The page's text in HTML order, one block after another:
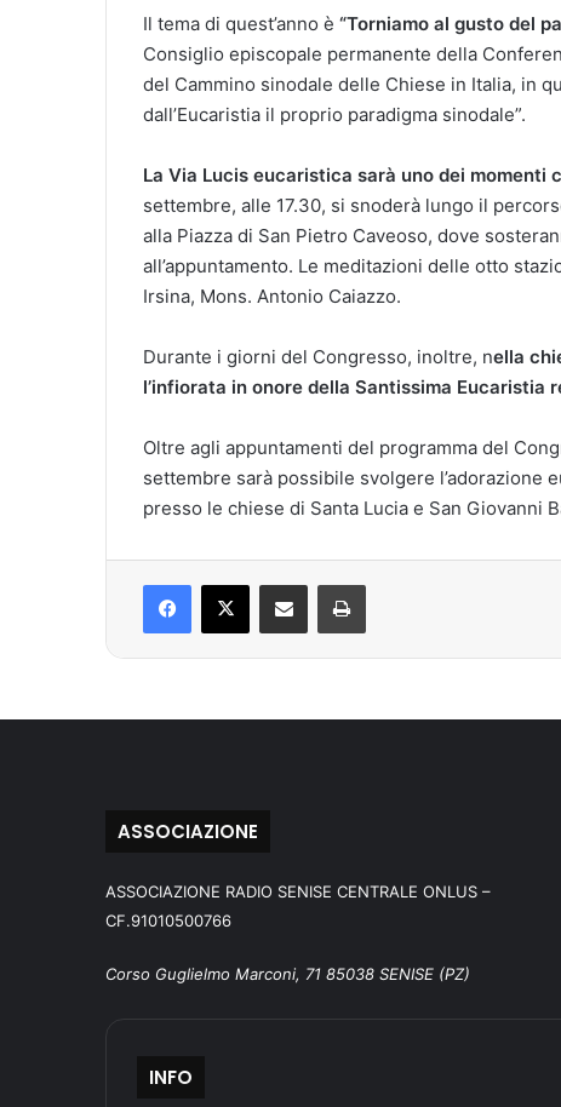
Il tema di quest’anno è “Torniamo al gusto del
Consiglio episcopale permanente della
del Cammino sinodale delle Chiese in Italia, in
dall’Eucaristia il proprio paradigma sinodale”.
La Via Lucis eucaristica sarà uno dei momenti
settembre, alle 17.30, si snoderà lungo il
alla Piazza di San Pietro Caveoso, dove
all’appuntamento. Le meditazioni delle otto
Irsina, Mons. Antonio Caiazzo.
Durante i giorni del Congresso, inoltre, nella
l’infiorata in onore della Santissima
Oltre agli appuntamenti del programma del
settembre sarà possibile svolgere l’adorazione
presso le chiese di Santa Lucia e San Giovanni
ASSOCIAZIONE
ASSOCIAZIONE RADIO SENISE CENTRALE ONLUS –
CF.91010500766
Corso Guglielmo Marconi, 71 85038 SENISE (PZ)
INFO